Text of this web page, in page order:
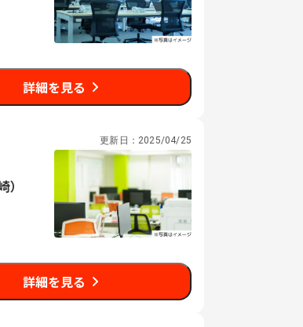
詳細を見る
更新日： 2025/04/25
詳細を見る